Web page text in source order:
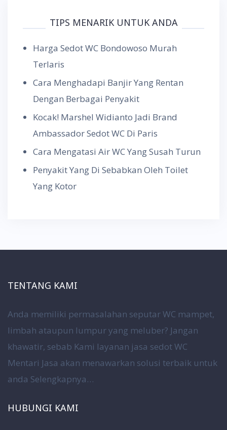
TIPS MENARIK UNTUK ANDA
Harga Sedot WC Bondowoso Murah
Terlaris
Cara Menghadapi Banjir Yang Rentan
Dengan Berbagai Penyakit
Kocak! Marshel Widianto Jadi Brand
Ambassador Sedot WC Di Paris
Cara Mengatasi Air WC Yang Susah Turun
Penyakit Yang Di Sebabkan Oleh Toilet
Yang Kotor
TENTANG KAMI
Anda memiliki permasalahan seputar WC mampet,
limbah ataupun lumpur yang meluber? Jangan
khawatir, sebab Kami layanan jasa sedot WC
Mentari Jasa akan menawarkan solusi terbaik untuk
anda Selengkapnya…
HUBUNGI KAMI